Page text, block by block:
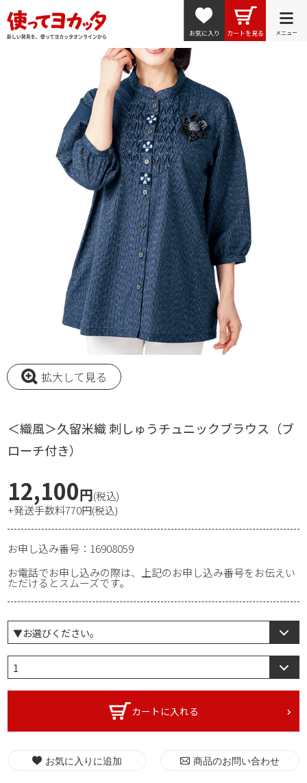
お気に入り カートを見る メニュー
拡大して見る
＜織風＞久留米織 刺しゅうチュニックブラウス（ブ
ローチ付き）
12,100円(税込)
+発送手数料770円(税込)
お申し込み番号：16908059
お電話でお申し込みの際は、上記のお申し込み番号をお伝えい
ただけるとスムーズです。
カートに入れる
お気に入りに追加 商品のお問い合わせ